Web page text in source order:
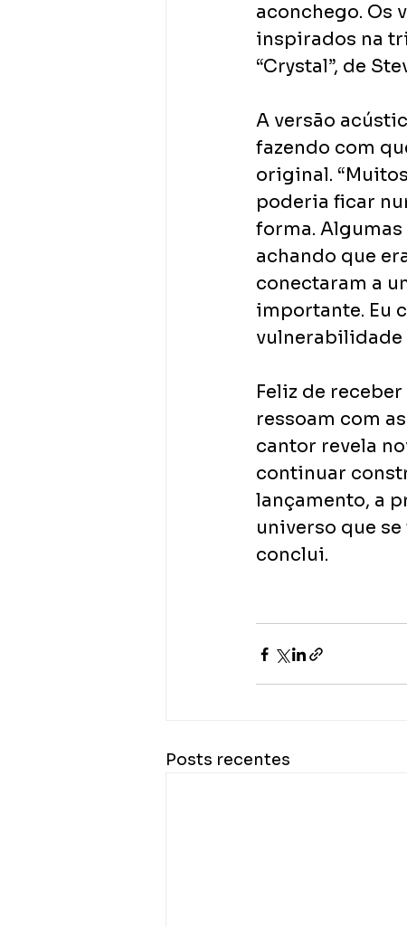
aconchego. Os
inspirados na
“Crystal”, de
A versão
fazendo com
original.
poderia ficar
forma.
achando que
conectaram a
importante. Eu
vulnerabilidade
Feliz de
ressoam com
cantor revela
continuar
lançamento, a
universo que
conclui.
Posts recentes